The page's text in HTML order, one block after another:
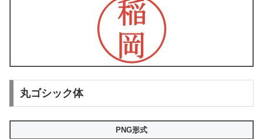
丸ゴシック体
PNG形式